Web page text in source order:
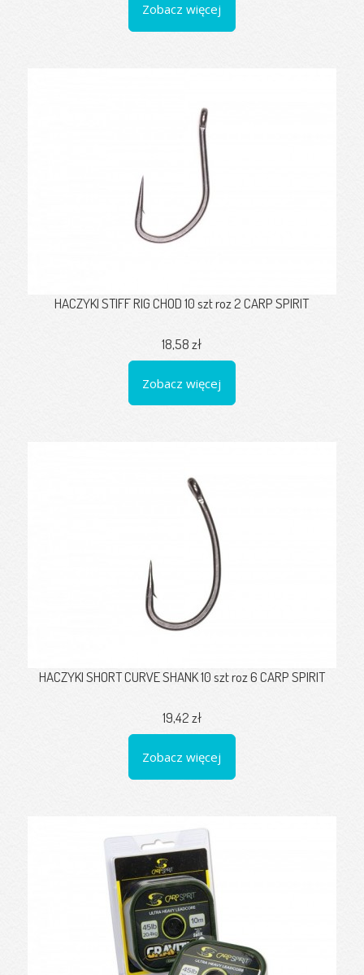
Zobacz więcej
HACZYKI STIFF RIG CHOD 10 szt roz 2 CARP SPIRIT
18,58 zł
Zobacz więcej
HACZYKI SHORT CURVE SHANK 10 szt roz 6 CARP SPIRIT
19,42 zł
Zobacz więcej